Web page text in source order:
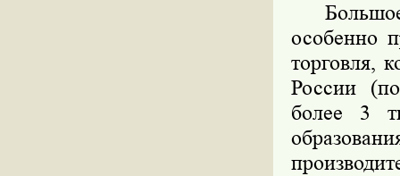
Большое
особенно
торговля,
России
более 3